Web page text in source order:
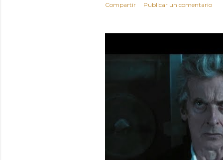
Compartir Publicar un comentario